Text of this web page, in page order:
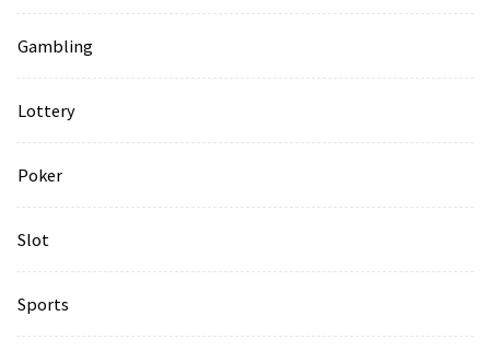
Gambling
Lottery
Poker
Slot
Sports